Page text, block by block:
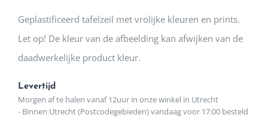
Geplastificeerd tafelzeil met vrolijke kleuren en prints.
Let op! De kleur van de afbeelding kan afwijken van de
daadwerkelijke product kleur.
Levertijd
Morgen af te halen vanaf 12uur in onze winkel in Utrecht
- Binnen Utrecht (Postcodegebieden) vandaag voor 17:00 besteld